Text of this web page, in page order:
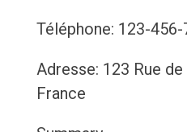
Téléphone: 123-456-
Adresse: 123 Rue
France